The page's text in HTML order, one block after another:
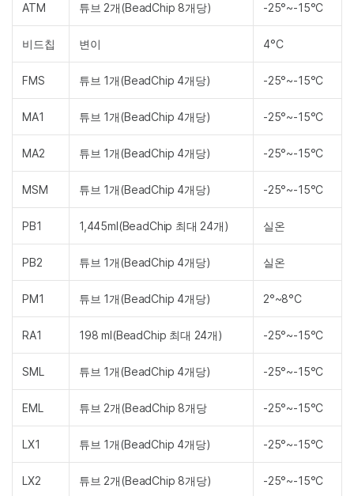
ATM 튜브 2개(BeadChip 8개당) -25°~-15°C
비드칩 변이 4°C
FMS 튜브 1개(BeadChip 4개당) -25°~-15°C
MA1 튜브 1개(BeadChip 4개당) -25°~-15°C
MA2 튜브 1개(BeadChip 4개당) -25°~-15°C
MSM 튜브 1개(BeadChip 4개당) -25°~-15°C
PB1 1,445ml(BeadChip 최대 24개) 실온
PB2 튜브 1개(BeadChip 4개당) 실온
PM1 튜브 1개(BeadChip 4개당) 2°~8°C
RA1 198 ml(BeadChip 최대 24개) -25°~-15°C
SML 튜브 1개(BeadChip 4개당) -25°~-15°C
EML 튜브 2개(BeadChip 8개당 -25°~-15°C
LX1 튜브 1개(BeadChip 4개당) -25°~-15°C
LX2 튜브 2개(BeadChip 8개당) -25°~-15°C